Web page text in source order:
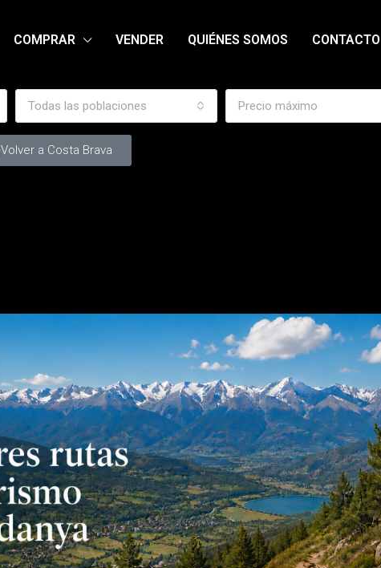
COMPRAR VENDER QUIÉNES SOMOS CONTACTO
Todas las poblaciones Precio máximo
Volver a Costa Brava